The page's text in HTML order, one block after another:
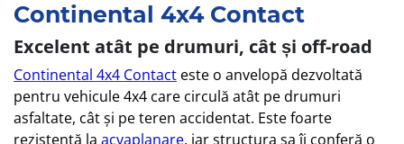
Continental 4x4 Contact
Excelent atât pe drumuri, cât și off-road
Continental 4x4 Contact este o anvelopă dezvoltată
pentru vehicule 4x4 care circulă atât pe drumuri
asfaltate, cât și pe teren accidentat. Este foarte
rezistentă la acvaplanare, iar structura sa îi conferă o